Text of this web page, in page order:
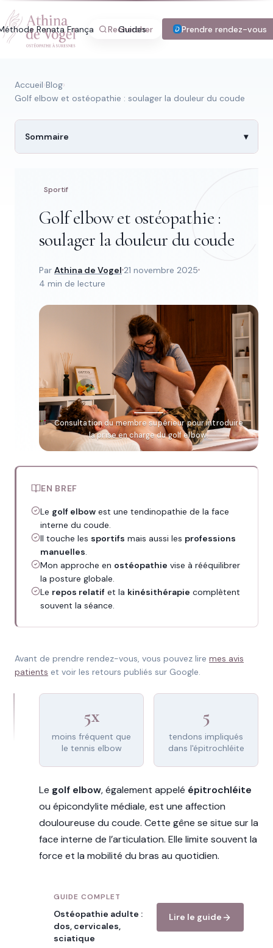
Renata França Guides Blog Tarifs
Rechercher Prendre rendez-vous
Recherche rapide
Trouver une page
Tapez au moins 2 lettres.
Accueil›Blog›
Golf elbow et ostéopathie : soulager la douleur du coude
Sommaire
Sportif
Golf elbow et ostéopathie :
soulager la douleur du coude
Par Athina de Vogel 21 novembre 2025
4 min de lecture
Consultation du membre supérieur pour introduire
la prise en charge du golf elbow.
EN BREF
Le golf elbow est une tendinopathie de la face
interne du coude.
Il touche les sportifs mais aussi les professions
manuelles.
Mon approche en ostéopathie vise à rééquilibrer
la posture globale.
Le repos relatif et la kinésithérapie complètent
souvent la séance.
Avant de prendre rendez-vous, vous pouvez lire mes avis
patients et voir les retours publiés sur Google.
5x
moins fréquent que
le tennis elbow
5
tendons impliqués
dans l'épitrochléite
Le golf elbow, également appelé épitrochléite
ou épicondylite médiale, est une affection
douloureuse du coude. Cette gêne se situe sur la
face interne de l’articulation. Elle limite souvent la
force et la mobilité du bras au quotidien.
GUIDE COMPLET
Ostéopathie adulte :
dos, cervicales,
sciatique
Lire le guide